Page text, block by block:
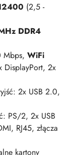
(2,5 -
DDR4
WiFi
DisplayPort, 2x
2x USB 2.0,
PS/2, 2x USB
RJ45, złącza
kartony